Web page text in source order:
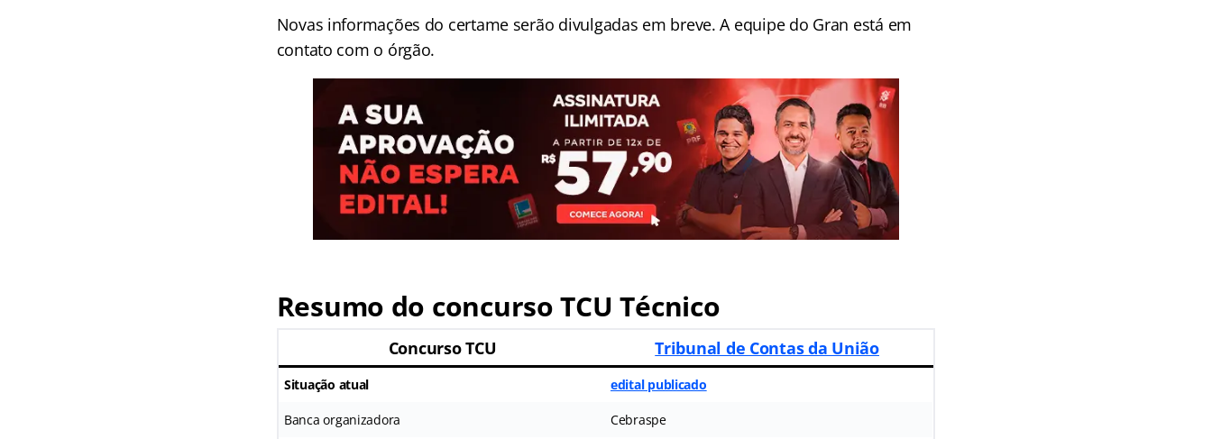
Novas informações do certame serão divulgadas em breve. A equipe do Gran está em
contato com o órgão.
Resumo do concurso TCU Técnico
Concurso TCU Tribunal de Contas da União
Situação atual edital publicado
Banca organizadora Cebraspe